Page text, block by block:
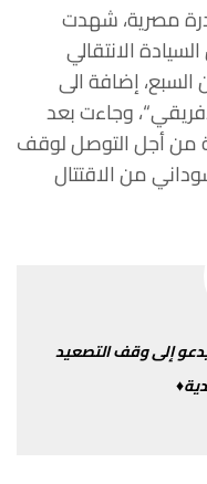
مصرية،شهدت
السيادةالانتقالي
السبع، إضافةالى
“،وجاءتبعد
منأجلالتوصللوقف
منالاقتتال
إلىوقفالتصعيد